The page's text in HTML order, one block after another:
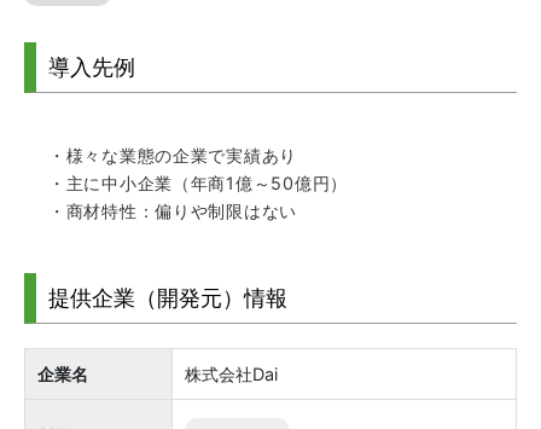
導入先例
・様々な業態の企業で実績あり
・主に中小企業（年商1億～50億円）
・商材特性：偏りや制限はない
提供企業（開発元）情報
企業名 株式会社Dai